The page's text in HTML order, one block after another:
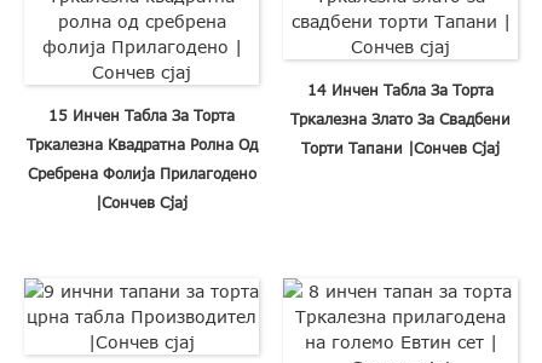
15 Инчен Табла За Торта
Тркалезна Квадратна Ролна Од
Сребрена Фолија Прилагодено
|Сончев Сјај
14 Инчен Табла За Торта
Тркалезна Злато За Свадбени
Торти Тапани |Сончев Сјај